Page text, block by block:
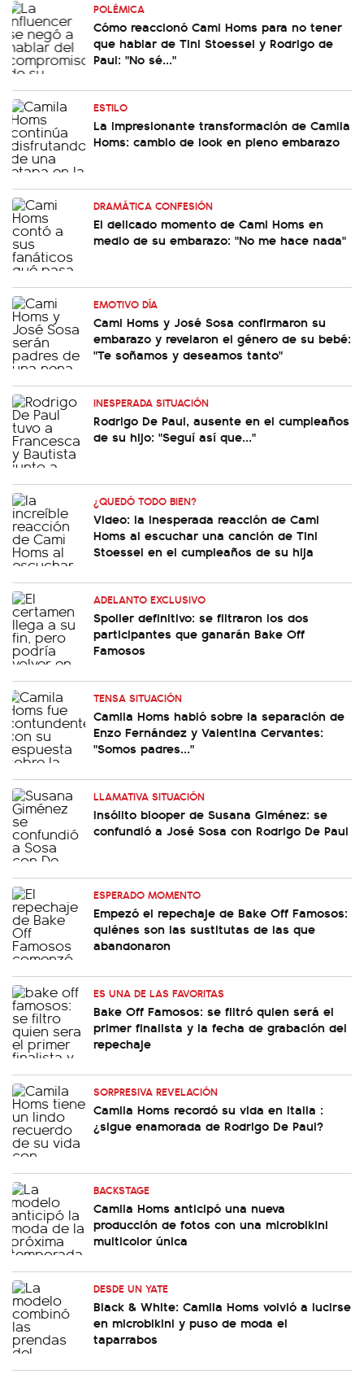
POLÉMICA
Cómo reaccionó Cami Homs para no tener
que hablar de Tini Stoessel y Rodrigo de
Paul: "No sé..."
ESTILO
La impresionante transformación de Camila
Homs: cambio de look en pleno embarazo
DRAMÁTICA CONFESIÓN
El delicado momento de Cami Homs en
medio de su embarazo: "No me hace nada"
EMOTIVO DÍA
Cami Homs y José Sosa confirmaron su
embarazo y revelaron el género de su bebé:
"Te soñamos y deseamos tanto"
INESPERADA SITUACIÓN
Rodrigo De Paul, ausente en el cumpleaños
de su hijo: "Seguí así que..."
¿QUEDÓ TODO BIEN?
Video: la inesperada reacción de Cami
Homs al escuchar una canción de Tini
Stoessel en el cumpleaños de su hija
ADELANTO EXCLUSIVO
Spoiler definitivo: se filtraron los dos
participantes que ganarán Bake Off
Famosos
TENSA SITUACIÓN
Camila Homs habló sobre la separación de
Enzo Fernández y Valentina Cervantes:
"Somos padres..."
LLAMATIVA SITUACIÓN
Insólito blooper de Susana Giménez: se
confundió a José Sosa con Rodrigo De Paul
ESPERADO MOMENTO
Empezó el repechaje de Bake Off Famosos:
quiénes son las sustitutas de las que
abandonaron
ES UNA DE LAS FAVORITAS
Bake Off Famosos: se filtró quien será el
primer finalista y la fecha de grabación del
repechaje
SORPRESIVA REVELACIÓN
Camila Homs recordó su vida en Italia :
¿sigue enamorada de Rodrigo De Paul?
BACKSTAGE
Camila Homs anticipó una nueva
producción de fotos con una microbikini
multicolor única
DESDE UN YATE
Black & White: Camila Homs volvió a lucirse
en microbikini y puso de moda el
taparrabos